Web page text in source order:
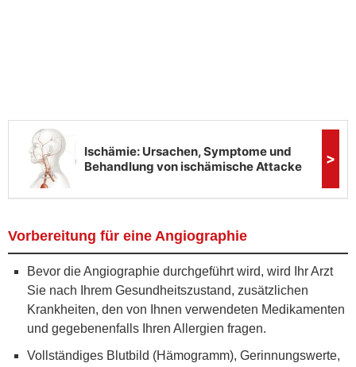
Vorbereitung für eine Angiographie
Bevor die Angiographie durchgeführt wird, wird Ihr Arzt
Sie nach Ihrem Gesundheitszustand, zusätzlichen
Krankheiten, den von Ihnen verwendeten Medikamenten
und gegebenenfalls Ihren Allergien fragen.
Vollständiges Blutbild (Hämogramm), Gerinnungswerte,